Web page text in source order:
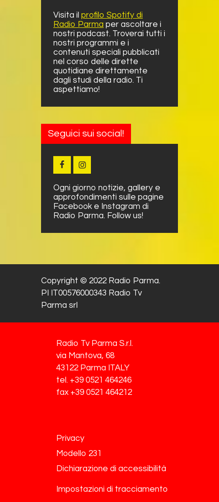
Visita il profilo Spotify di
Radio Parma per ascoltare i
nostri podcast. Troverai tutti i
nostri programmi e i
contenuti speciali pubblicati
nel corso delle dirette
quotidiane direttamente
dagli studi della radio. Ti
aspettiamo!
Seguici sui social!
Ogni giorno notizie, gallery e
approfondimenti sulle pagine
Facebook e Instagram di
Radio Parma. Follow us!
Copyright © 2022 Radio Parma.
PI IT00576000343 Radio Tv
Parma srl
Radio Tv Parma S.r.l.
via Mantova, 68
43122 Parma ITALY
tel. +39 0521 464246
fax +39 0521 464212
Privacy
Modello 231
Dichiarazione di accessibilità
Impostazioni di tracciamento